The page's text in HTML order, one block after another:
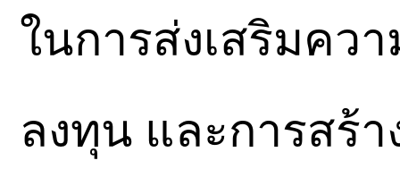
ในการส่งเสริมคว
ลงทุน และการสร้